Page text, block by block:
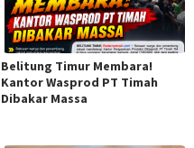
Belitung Timur Membara!
Kantor Wasprod PT Timah
Dibakar Massa